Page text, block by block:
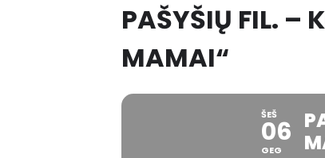
PAŠYŠIŲ FIL. –
MAMAI“
ŠEŠ
06
GEG